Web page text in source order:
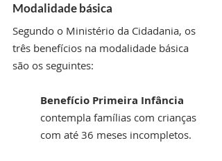
Modalidade básica
Segundo o Ministério da Cidadania, os
três benefícios na modalidade básica
são os seguintes:
Benefício Primeira Infância
contempla famílias com crianças
com até 36 meses incompletos.